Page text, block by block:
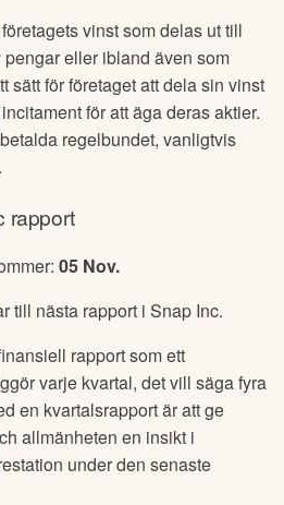
vinst som delas ut till
eller ibland även som
sätt för företaget att dela sin vinst
för att äga deras aktier.
regelbundet, vanligtvis
rapport
05 Nov.
till nästa rapport iSnap Inc.
rapport som ett
varje kvartal, det vill säga fyra
en kvartalsrapport är att ge
allmänheten en insikt i
under den senaste